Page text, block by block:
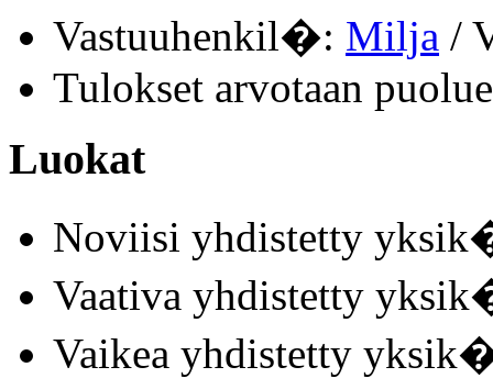
Vastuuhenkil�: Milja /
Tulokset arvotaan
Luokat
Noviisi yhdistetty
Vaativa yhdistetty
Vaikea yhdistetty